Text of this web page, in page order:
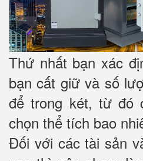
Thứ nhất bạn xác
bạn cất giữ và số
để trong két, từ đó
chọn thể tích bao
Đối với các tài sản